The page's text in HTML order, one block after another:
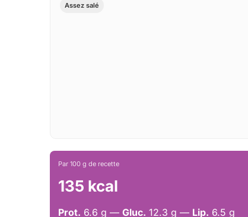
Assez salé
Par 100 g de recette
135 kcal
Prot. 6.6 g — Gluc. 12.3 g — Lip. 6.5 g